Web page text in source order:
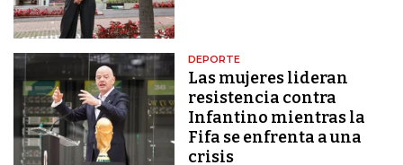
DEPORTE
Las mujeres lideran
resistencia contra
Infantino mientras la
Fifa se enfrenta a una
crisis